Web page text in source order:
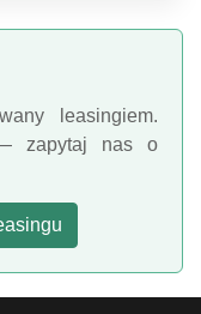
leasingiem.
— zapytaj nas o